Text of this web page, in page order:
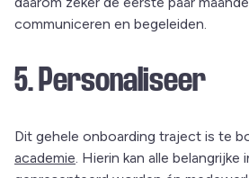
communiceren en begeleiden.
5. Personaliseer
Dit gehele onboarding traject is te
academie . Hierin kan alle belangrijke